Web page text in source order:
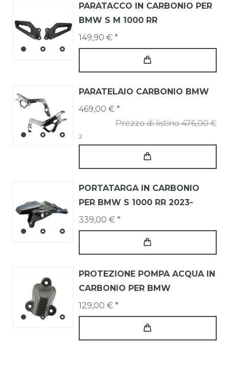
PARATACCO IN CARBONIO PER
BMW S M 1000 RR
149,90 € *
PARATELAIO CARBONIO BMW
Prezzo di listino 476,00 €
469,00 € *
2
PORTATARGA IN CARBONIO
PER BMW S 1000 RR 2023-
339,00 € *
PROTEZIONE POMPA ACQUA IN
CARBONIO PER BMW
129,00 € *